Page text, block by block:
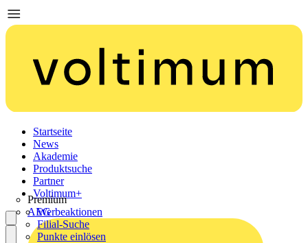
Startseite
News
Akademie
Produktsuche
Partner
Premium
AEG
Voltimum+
Werbeaktionen
Filial-Suche
Punkte einlösen